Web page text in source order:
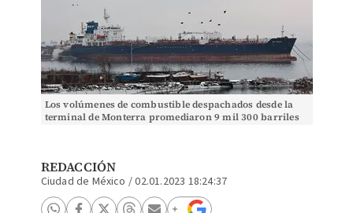
Los volúmenes de combustible despachados desde la
terminal de Monterra promediaron 9 mil 300 barriles
REDACCIÓN
Ciudad de México /02.01.2023 18:24:37